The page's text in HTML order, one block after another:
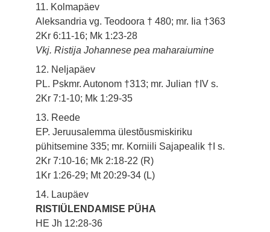
11. Kolmapäev
Aleksandria vg. Teodoora † 480; mr. Iia †363
2Kr 6:11-16; Mk 1:23-28
Vkj. Ristija Johannese pea maharaiumine
12. Neljapäev
PL. Pskmr. Autonom †313; mr. Julian †IV s.
2Kr 7:1-10; Mk 1:29-35
13. Reede
EP. Jeruusalemma ülestõusmiskiriku
pühitsemine 335; mr. Korniili Sajapealik †I s.
2Kr 7:10-16; Mk 2:18-22 (R)
1Kr 1:26-29; Mt 20:29-34 (L)
14. Laupäev
RISTIÜLENDAMISE PÜHA
HE Jh 12:28-36